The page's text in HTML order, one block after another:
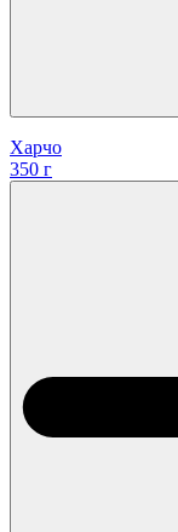
Харчо
350 г